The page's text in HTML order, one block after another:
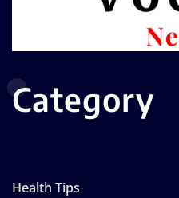
Category
Health Tips